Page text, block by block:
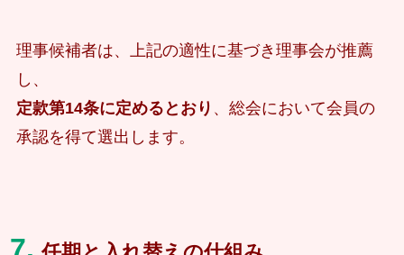
理事候補者は、上記の適性に基づき理事会が推薦
し、
定款第14条に定めるとおり 、総会において会員の
承認を得て選出します。